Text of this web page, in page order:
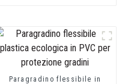
Paragradino flessibile in